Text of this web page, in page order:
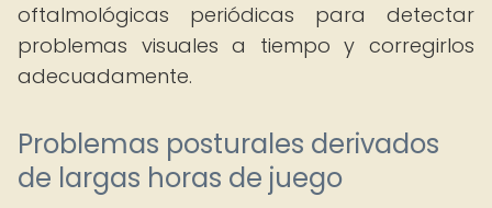
oftalmológicas periódicas para detectar
problemas visuales a tiempo y corregirlos
adecuadamente.
Problemas posturales derivados
de largas horas de juego